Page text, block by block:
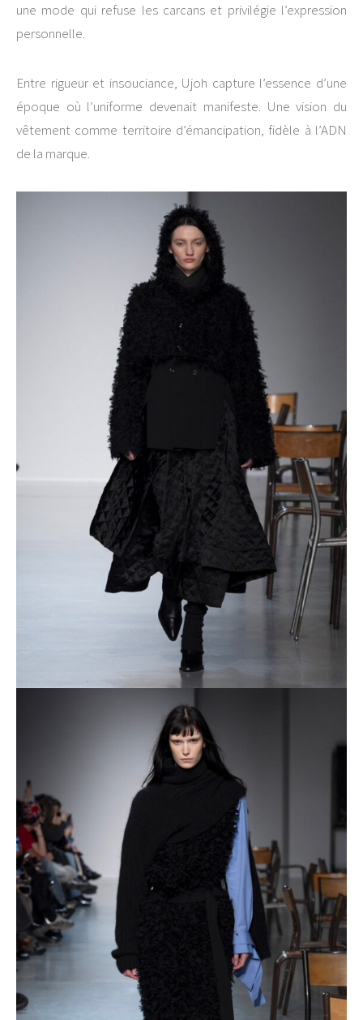
une mode qui refuse les carcans et privilégie l’expression
personnelle.
Entre rigueur et insouciance, Ujoh capture l’essence d’une
époque où l’uniforme devenait manifeste. Une vision du
vêtement comme territoire d’émancipation, fidèle à l’ADN
de la marque.